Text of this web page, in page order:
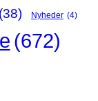
(38) Nyheder (4)
(672)